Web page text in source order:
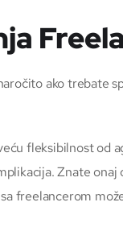
ako trebate
fleksibilnost od
Znate onaj
freelancerom